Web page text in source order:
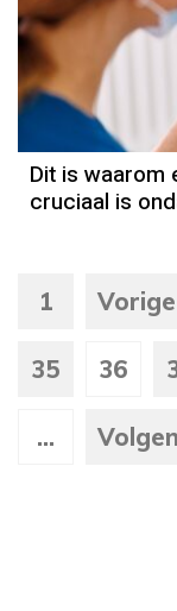
Dit is waarom
cruciaal is
1 Vorige
35 36
...